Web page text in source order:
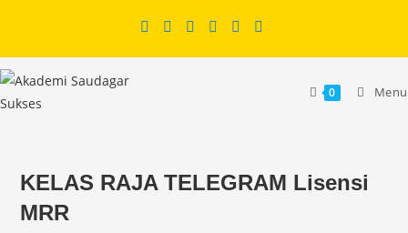
content
0 Menu
KELAS RAJA TELEGRAM Lisensi
MRR